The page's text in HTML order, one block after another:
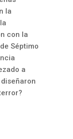
la
con la
Séptimo
a